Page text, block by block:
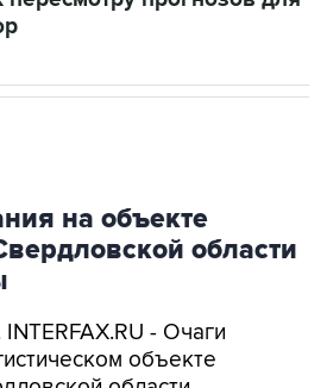
на объекте
области
- Очаги
объекте